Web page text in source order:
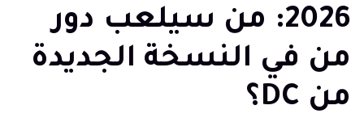
2026: من سيلعب دور
من في النسخة الجديدة
من DC؟